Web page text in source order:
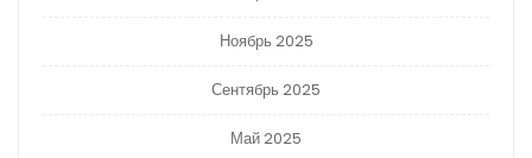
Ноябрь 2025
Сентябрь 2025
Май 2025